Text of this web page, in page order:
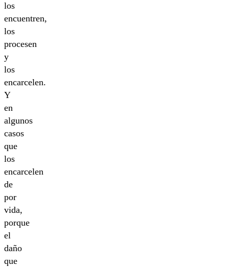
los
encuentren,
los
procesen
y
los
encarcelen.
Y
en
algunos
casos
que
los
encarcelen
de
por
vida,
porque
el
daño
que